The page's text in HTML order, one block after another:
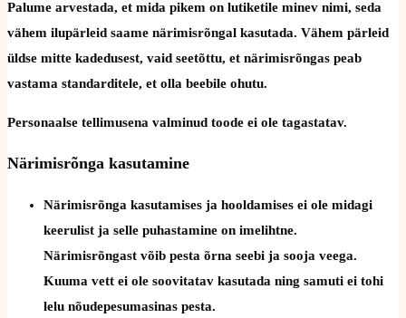
Palume arvestada, et mida pikem on lutiketile minev nimi, seda
vähem ilupärleid saame närimisrõngal kasutada. Vähem pärleid
üldse mitte kadedusest, vaid seetõttu, et närimisrõngas peab
vastama standarditele, et olla beebile ohutu.
Personaalse tellimusena valminud toode ei ole tagastatav.
Närimisrõnga kasutamine
Närimisrõnga kasutamises ja hooldamises ei ole midagi
keerulist ja selle puhastamine on imelihtne.
Närimisrõngast võib pesta õrna seebi ja sooja veega.
Kuuma vett ei ole soovitatav kasutada ning samuti ei tohi
lelu nõudepesumasinas pesta.